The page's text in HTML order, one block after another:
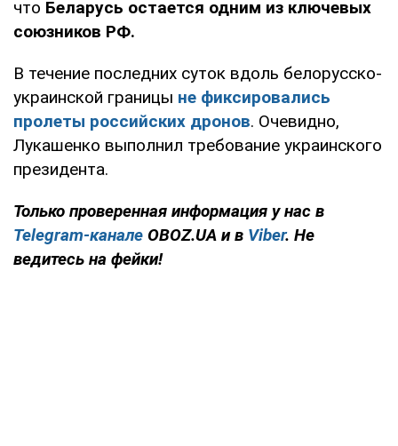
что Беларусь остается одним из ключевых
союзников РФ.
В течение последних суток вдоль белорусско-
украинской границы не фиксировались
пролеты российских дронов. Очевидно,
Лукашенко выполнил требование украинского
президента.
Только проверенная информация у нас в
Telegram-канале OBOZ.UA и в Viber. Не
ведитесь на фейки!